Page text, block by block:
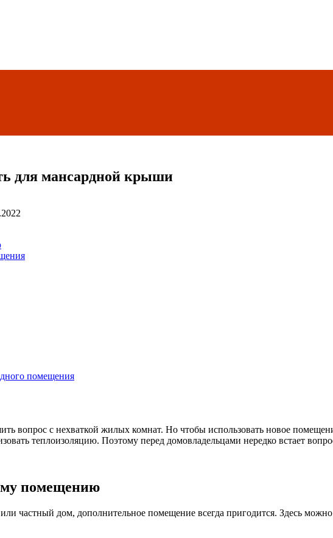
для мансардной крыши
помещения
вопрос с нехваткой жилых комнат. Но чтобы использовать новое
теплоизоляцию. Поэтому перед домовладельцами нередко встает
помещению
частный дом, дополнительное помещение всегда пригодится. Здесь